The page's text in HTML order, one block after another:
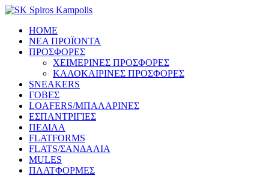
HOME
ΝΕΑ ΠΡΟΪΟΝΤΑ
ΠΡΟΣΦΟΡΕΣ
ΧΕΙΜΕΡΙΝΕΣ ΠΡΟΣΦΟΡΕΣ
ΚΑΛΟΚΑΙΡΙΝΕΣ ΠΡΟΣΦΟΡΕΣ
SNEAKERS
ΓΟΒΕΣ
LOAFERS/ΜΠΑΛΑΡΙΝΕΣ
ΕΣΠΑΝΤΡΙΓΙΕΣ
ΠΕΔΙΛΑ
FLATFORMS
FLATS/ΣΑΝΔΑΛΙΑ
MULES
ΠΛΑΤΦΟΡΜΕΣ